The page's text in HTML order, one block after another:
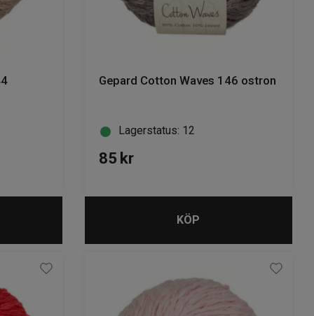
Gepard Cotton Waves 146 ostron
Lagerstatus: 12
85 kr
KÖP